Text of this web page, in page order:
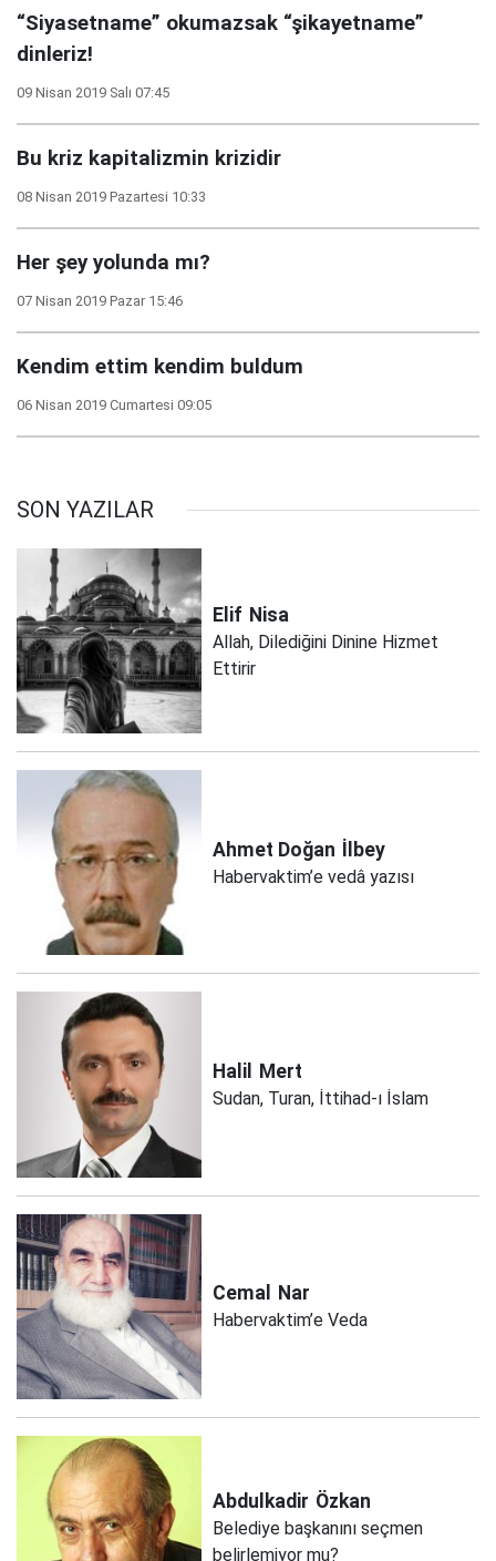
“Siyasetname” okumazsak “şikayetname”
dinleriz!
09 Nisan 2019 Salı 07:45
Bu kriz kapitalizmin krizidir
08 Nisan 2019 Pazartesi 10:33
Her şey yolunda mı?
07 Nisan 2019 Pazar 15:46
Kendim ettim kendim buldum
06 Nisan 2019 Cumartesi 09:05
SON YAZILAR
Elif Nisa
Allah, Dilediğini Dinine Hizmet
Ettirir
Ahmet Doğan İlbey
Habervaktim’e vedâ yazısı
Halil Mert
Sudan, Turan, İttihad-ı İslam
Cemal Nar
Habervaktim’e Veda
Abdulkadir Özkan
Belediye başkanını seçmen
belirlemiyor mu?